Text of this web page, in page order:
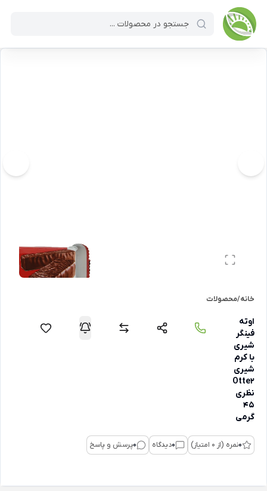
خانه/محصولات
اوته
فینگر
شیری
با کرم
شیری
Otte2
نظری
45
گرمی
0نمره (از 0 امتیاز) 0دیدگاه 0پرسش و پاسخ